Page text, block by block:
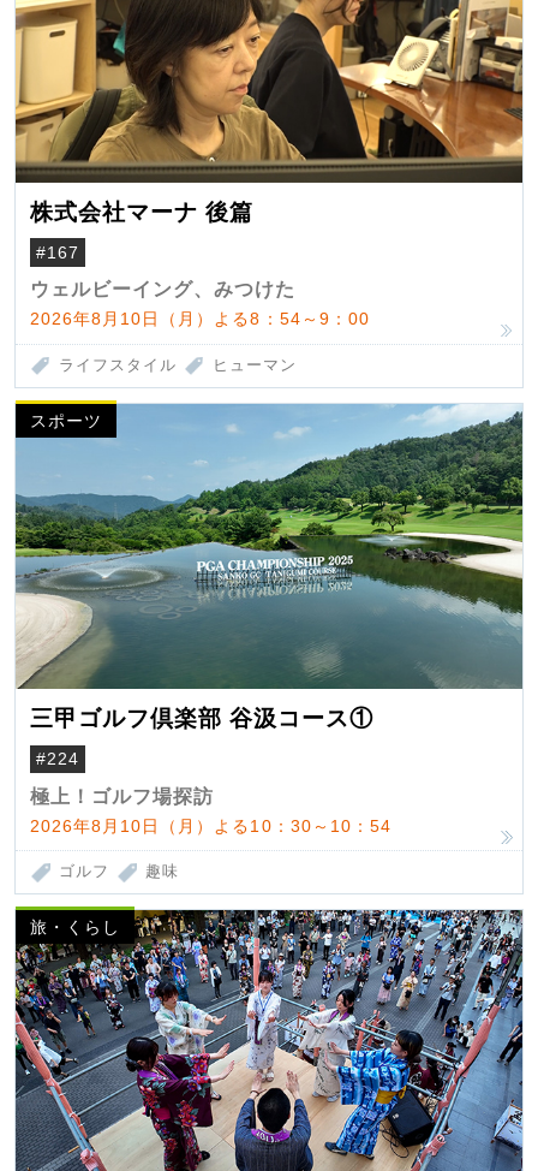
株式会社マーナ 後篇
#167
ウェルビーイング、みつけた
2026年8月10日（月）よる8：54～9：00
ライフスタイル ヒューマン
スポーツ
三甲ゴルフ倶楽部 谷汲コース①
#224
極上！ゴルフ場探訪
2026年8月10日（月）よる10：30～10：54
ゴルフ 趣味
旅・くらし